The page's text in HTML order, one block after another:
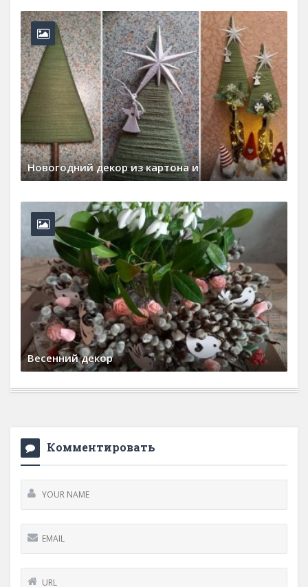
Новогодний декор из картона и
Весенний декор
Комментировать